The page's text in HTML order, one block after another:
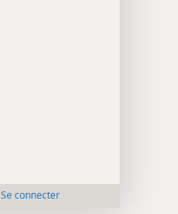
Se connecter